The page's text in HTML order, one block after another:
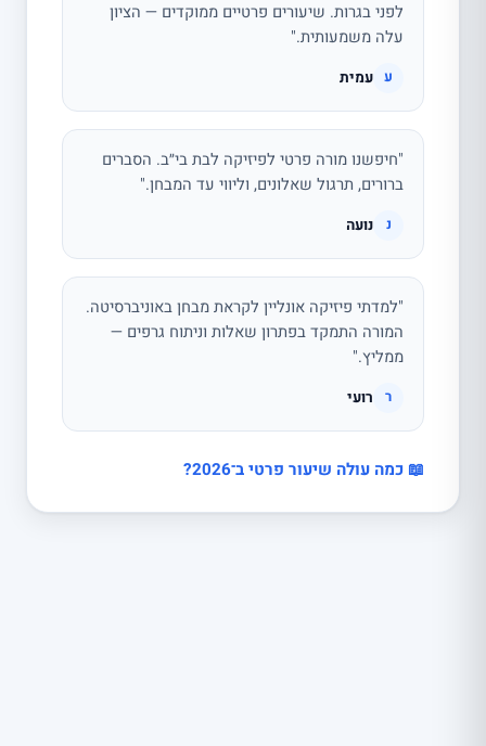
לפני בגרות. שיעורים פרטיים ממוקדים — הציון
עלה משמעותית."
ע עמית
"חיפשנו מורה פרטי לפיזיקה לבת בי״ב. הסברים
ברורים, תרגול שאלונים, וליווי עד המבחן."
נ נועה
"למדתי פיזיקה אונליין לקראת מבחן באוניברסיטה.
המורה התמקד בפתרון שאלות וניתוח גרפים —
ממליץ."
ר רועי
📖 כמה עולה שיעור פרטי ב־2026?